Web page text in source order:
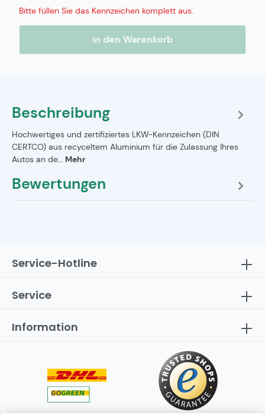
Bitte füllen Sie das Kennzeichen komplett aus.
in den Warenkorb
Beschreibung
Hochwertiges und zertifiziertes LKW-Kennzeichen (DIN
CERTCO) aus recyceltem Aluminium für die Zulassung Ihres
Autos an de… Mehr
Bewertungen
Service-Hotline
Service
Information